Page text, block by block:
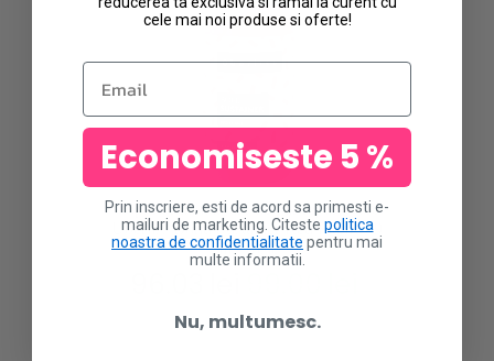
Vopsea nuantatoare de par reparatoare
Uberliss Bond Sustainer Red Flame 89
ml - rosie
inițial
a
curent
este:
cele mai noi produse si oferte!
Email
Economiseste 5 %
Prin inscriere, esti de acord sa primesti e-
mailuri de marketing. Citeste politica
noastra de confidentialitate pentru mai
multe informatii.
Nu, multumesc.